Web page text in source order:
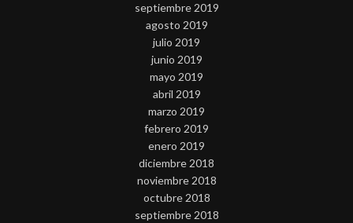
septiembre 2019
agosto 2019
julio 2019
junio 2019
mayo 2019
abril 2019
marzo 2019
febrero 2019
enero 2019
diciembre 2018
noviembre 2018
octubre 2018
septiembre 2018